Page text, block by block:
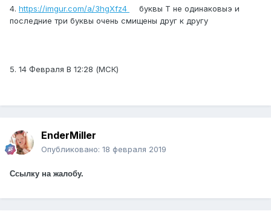
4. https://imgur.com/a/3hgXfz4
буквы T не одинаковыэ и
последние три буквы очень смищены друг к другу
5. 14 Февраля В 12:28 (МСК)
EnderMiller
Опубликовано: 18 февраля 2019
Ссылку на жалобу.